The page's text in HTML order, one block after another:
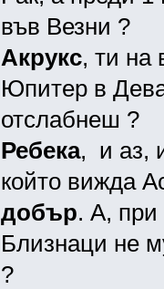
във Везни ?
Акрукс, ти на
Юпитер в
отслабнеш ?
Ребека, и аз,
който вижда
добър. А,
Близнаци не
?